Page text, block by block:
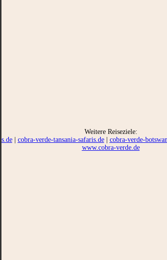
Weitere Reiseziele:
| cobra-verde-tansania-safaris.de| cobra-verde-
www.cobra-verde.de